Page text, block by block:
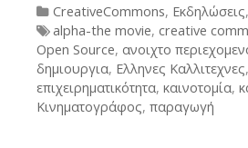
Categories
CreativeCommons, Εκδηλώσεις,
Tags
alpha-the movie, creative
Open Source, ανοιχτο
δημιουργια, Ελληνες Καλλιτεχνες,
επιχειρηματικότητα, καινοτομία,
Κινηματογράφος, παραγωγή